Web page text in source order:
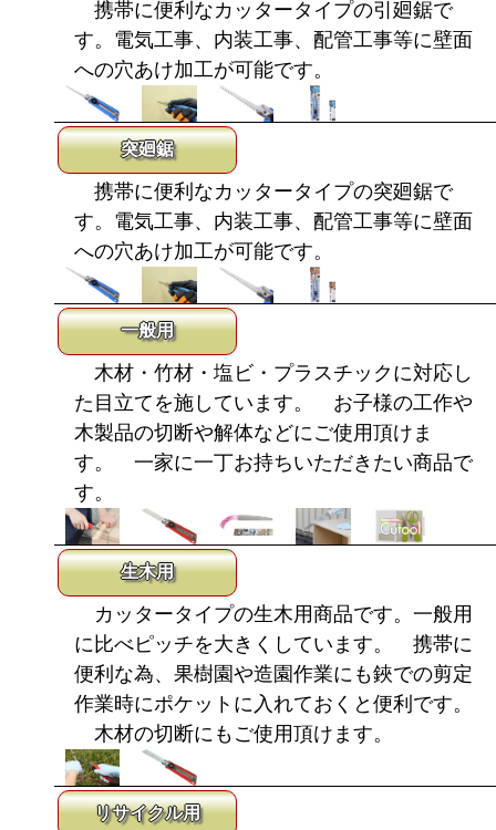
携帯に便利なカッタータイプの引廻鋸で
す。電気工事、内装工事、配管工事等に壁面
への穴あけ加工が可能です。
突廻鋸
携帯に便利なカッタータイプの突廻鋸で
す。電気工事、内装工事、配管工事等に壁面
への穴あけ加工が可能です。
一般用
木材・竹材・塩ビ・プラスチックに対応し
た目立てを施しています。 お子様の工作や
木製品の切断や解体などにご使用頂けま
す。 一家に一丁お持ちいただきたい商品で
す。
生木用
カッタータイプの生木用商品です。一般用
に比べピッチを大きくしています。 携帯に
便利な為、果樹園や造園作業にも鋏での剪定
作業時にポケットに入れておくと便利です。
木材の切断にもご使用頂けます。
リサイクル用